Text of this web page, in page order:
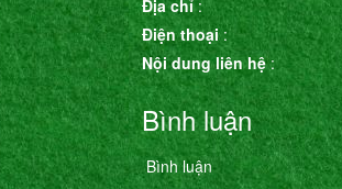
Địa chỉ:
Điện thoại:
Nội dung liên hệ:
Bình luận
Bình luận